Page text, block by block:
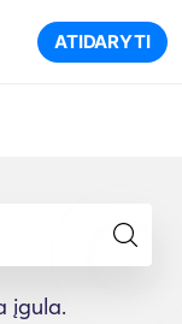
ATIDARYTI
įgula.